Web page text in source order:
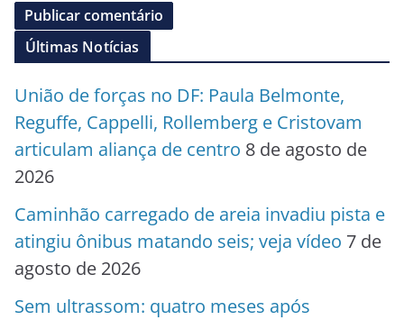
Últimas Notícias
União de forças no DF: Paula Belmonte,
Reguffe, Cappelli, Rollemberg e Cristovam
articulam aliança de centro 8 de agosto de
2026
Caminhão carregado de areia invadiu pista e
atingiu ônibus matando seis; veja vídeo 7 de
agosto de 2026
Sem ultrassom: quatro meses após